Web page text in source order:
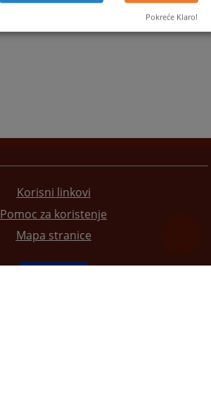
Korisni linkovi
Pomoc za koristenje
Mapa stranice
Pokreće Klaro!